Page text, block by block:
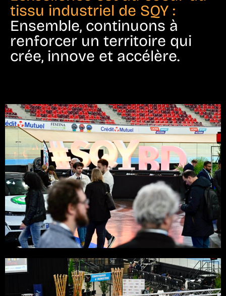
tissu industriel de SQY :
Ensemble, continuons à
renforcer un territoire qui
crée, innove et accélère.